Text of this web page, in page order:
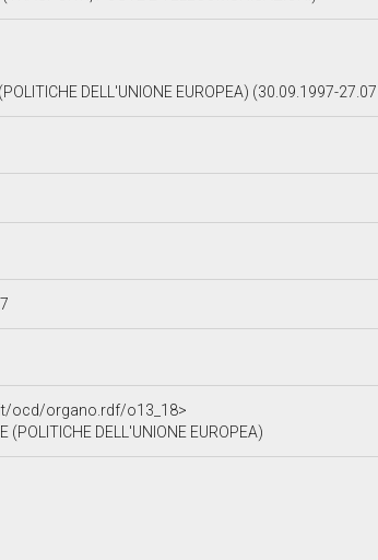
DELL'UNIONE EUROPEA) (30.09.1997-
ocd/organo.rdf/o13_18>
(POLITICHE DELL'UNIONE EUROPEA)